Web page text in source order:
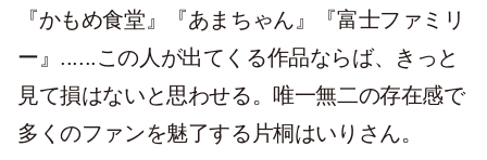
『かもめ食堂』『あまちゃん』『富士ファミリ
ー』......この人が出てくる作品ならば、きっと
見て損はないと思わせる。唯一無二の存在感で
多くのファンを魅了する片桐はいりさん。